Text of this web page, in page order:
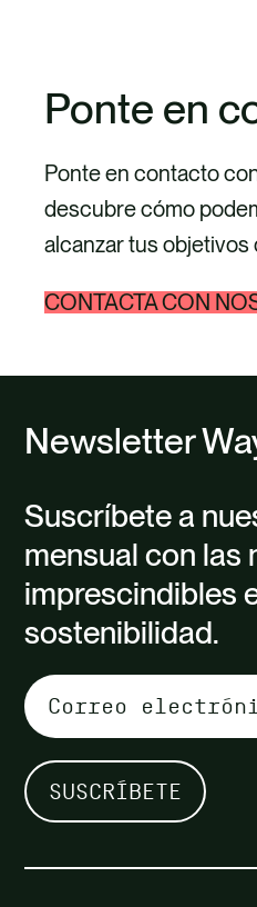
Ponte en
Ponte en contacto
descubre cómo
alcanzar tus objetivos
CONTACTA CON
Newsletter
Suscríbete a
mensual con las
imprescindibles
sostenibilidad.